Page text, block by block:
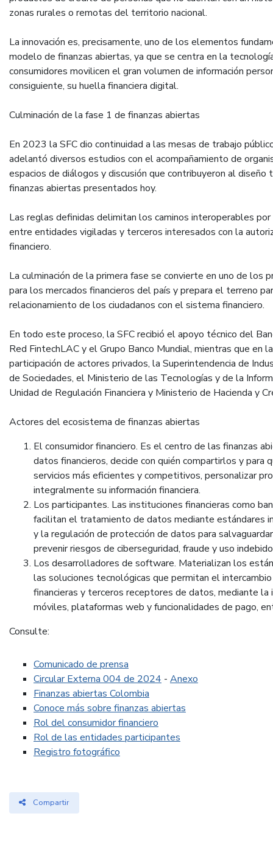
zonas rurales o remotas del territorio nacional.
La innovación es, precisamente, uno de los elementos
modelo de finanzas abiertas, ya que se centra en la
consumidores movilicen el gran volumen de información
consiguiente, su huella financiera digital.
Culminación de la fase 1 de finanzas abiertas
En 2023 la SFC dio continuidad a las mesas de trabajo
adelantó diversos estudios con el acompañamiento de
espacios de diálogos y discusión que contribuyeron al
finanzas abiertas presentados hoy.
Las reglas definidas delimitan los caminos interoperables
entre entidades vigiladas y terceros interesados con la
financiero.
La culminación de la primera fase se convierte en uno de
para los mercados financieros del país y prepara el terreno
relacionamiento de los ciudadanos con el sistema financiero.
En todo este proceso, la SFC recibió el apoyo técnico del
Red FintechLAC y el Grupo Banco Mundial, mientras que en
participación de actores privados, la Superintendencia de
de Sociedades, el Ministerio de las Tecnologías y de la
Unidad de Regulación Financiera y Ministerio de Hacienda y
Actores del ecosistema de finanzas abiertas
El consumidor financiero. Es el centro de las finanzas
datos financieros, decide con quién compartirlos y para
servicios más eficientes y competitivos, personalizar
integralmente su información financiera.
Los participantes. Las instituciones financieras como
facilitan el tratamiento de datos mediante estándares
y la regulación de protección de datos para
prevenir riesgos de ciberseguridad, fraude y uso
Los desarrolladores de software. Materializan los
las soluciones tecnológicas que permitan el
financieras y terceros receptores de datos, mediante la
móviles, plataformas web y funcionalidades de pago,
Consulte:
Comunicado de prensa
Circular Externa 004 de 2024 - Anexo
Finanzas abiertas Colombia
Conoce más sobre finanzas abiertas
Rol del consumidor financiero
Rol de las entidades participantes
Registro fotográfico
Compartir